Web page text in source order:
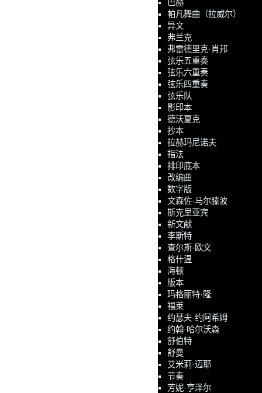
巴赫
帕凡舞曲（拉威尔）
异文
弗兰克
弗雷德里克·肖邦
弦乐五重奏
弦乐六重奏
弦乐四重奏
弦乐队
影印本
德沃夏克
抄本
拉赫玛尼诺夫
指法
排印底本
改编曲
数字版
文森佐·马尔滕波
斯克里亚宾
新文献
李斯特
查尔斯·欧文
格什温
海顿
版本
玛格丽特·隆
福莱
约瑟夫·约阿希姆
约翰·哈尔沃森
舒伯特
舒曼
艾米莉·迈耶
节奏
芳妮·亨泽尔